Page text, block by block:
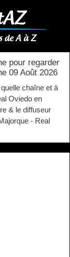
pour regarder
09 Août 2026
chaîne et à
Oviedo en
& le diffuseur
- Real